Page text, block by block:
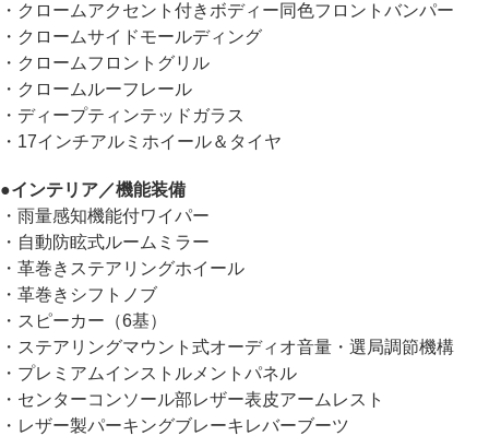
・クロームアクセント付きボディー同色フロントバンパー
・クロームサイドモールディング
・クロームフロントグリル
・クロームルーフレール
・ディープティンテッドガラス
・17インチアルミホイール＆タイヤ
●インテリア／機能装備
・雨量感知機能付ワイパー
・自動防眩式ルームミラー
・革巻きステアリングホイール
・革巻きシフトノブ
・スピーカー（6基）
・ステアリングマウント式オーディオ音量・選局調節機構
・プレミアムインストルメントパネル
・センターコンソール部レザー表皮アームレスト
・レザー製パーキングブレーキレバーブーツ